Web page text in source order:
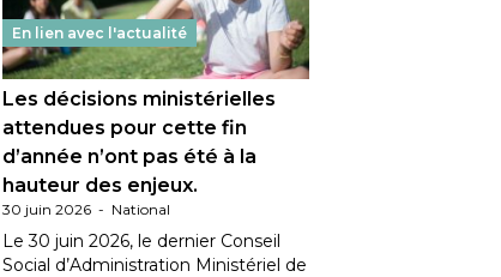
En lien avec l'actualité
Les décisions ministérielles
attendues pour cette fin
d’année n’ont pas été à la
hauteur des enjeux.
30 juin 2026 - National
Le 30 juin 2026, le dernier Conseil
Social d’Administration Ministériel de